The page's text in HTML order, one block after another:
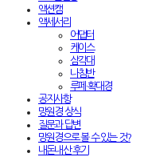
액션캠
액세서리
어댑터
케이스
삼각대
나침반
루페·확대경
공지사항
망원경 상식
질문과 답변
망원경으로 볼 수 있는 것?
내돈내산 후기